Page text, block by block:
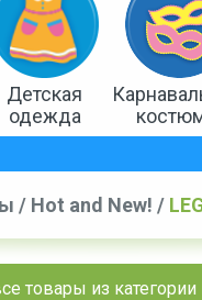
Детская
одежда
/ Hot and New! /
товары из категории